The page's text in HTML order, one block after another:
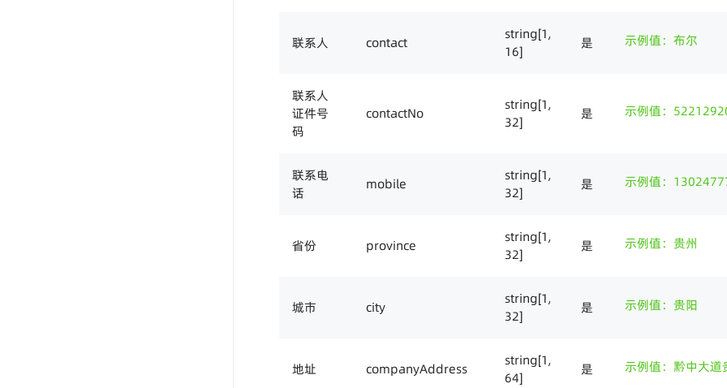
联系人 contact
string[1,
16]
是 示例值：布尔
联系人
证件号
码
contactNo
string[1,
32]
是 示例值：
联系电
话
mobile
string[1,
32]
是 示例值：
省份 province
string[1,
32]
是 示例值：贵州
城市 city
string[1,
32]
是 示例值：贵阳
地址 companyAddress
string[1,
64]
是 示例值：黔中大道